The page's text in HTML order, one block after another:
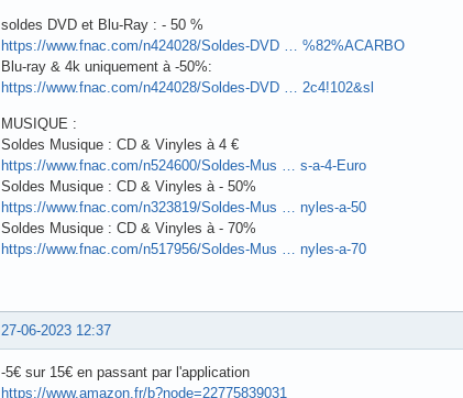
soldes DVD et Blu-Ray : - 50 %
https://www.fnac.com/n424028/Soldes-DVD … %82%ACARBO
Blu-ray & 4k uniquement à -50%:
https://www.fnac.com/n424028/Soldes-DVD … 2c4!102&sl
MUSIQUE :
Soldes Musique : CD & Vinyles à 4 €
https://www.fnac.com/n524600/Soldes-Mus … s-a-4-Euro
Soldes Musique : CD & Vinyles à - 50%
https://www.fnac.com/n323819/Soldes-Mus … nyles-a-50
Soldes Musique : CD & Vinyles à - 70%
https://www.fnac.com/n517956/Soldes-Mus … nyles-a-70
27-06-2023 12:37
-5€ sur 15€ en passant par l'application
https://www.amazon.fr/b?node=22775839031